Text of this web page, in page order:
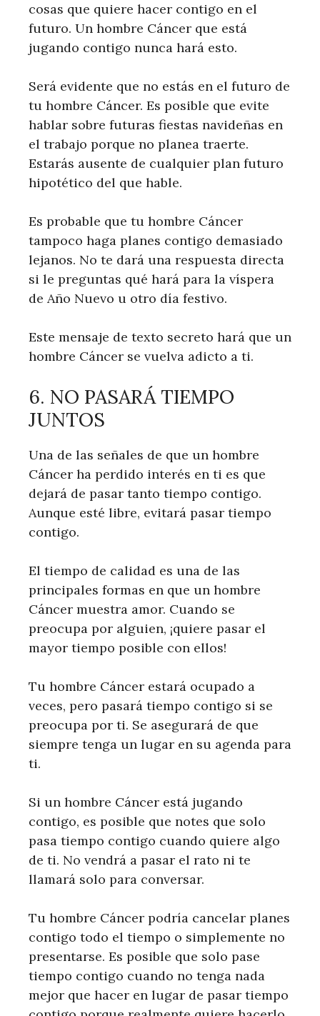
cosas que quiere hacer contigo en el
futuro. Un hombre Cáncer que está
jugando contigo nunca hará esto.
Será evidente que no estás en el futuro de
tu hombre Cáncer. Es posible que evite
hablar sobre futuras fiestas navideñas en
el trabajo porque no planea traerte.
Estarás ausente de cualquier plan futuro
hipotético del que hable.
Es probable que tu hombre Cáncer
tampoco haga planes contigo demasiado
lejanos. No te dará una respuesta directa
si le preguntas qué hará para la víspera
de Año Nuevo u otro día festivo.
Este mensaje de texto secreto hará que un
hombre Cáncer se vuelva adicto a ti.
6. NO PASARÁ TIEMPO
JUNTOS
Una de las señales de que un hombre
Cáncer ha perdido interés en ti es que
dejará de pasar tanto tiempo contigo.
Aunque esté libre, evitará pasar tiempo
contigo.
El tiempo de calidad es una de las
principales formas en que un hombre
Cáncer muestra amor. Cuando se
preocupa por alguien, ¡quiere pasar el
mayor tiempo posible con ellos!
Tu hombre Cáncer estará ocupado a
veces, pero pasará tiempo contigo si se
preocupa por ti. Se asegurará de que
siempre tenga un lugar en su agenda para
ti.
Si un hombre Cáncer está jugando
contigo, es posible que notes que solo
pasa tiempo contigo cuando quiere algo
de ti. No vendrá a pasar el rato ni te
llamará solo para conversar.
Tu hombre Cáncer podría cancelar planes
contigo todo el tiempo o simplemente no
presentarse. Es posible que solo pase
tiempo contigo cuando no tenga nada
mejor que hacer en lugar de pasar tiempo